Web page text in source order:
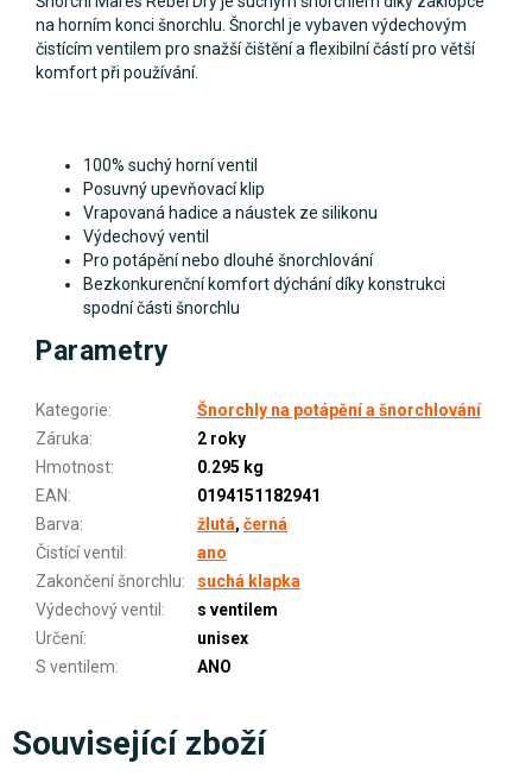
na horním konci šnorchlu. Šnorchl je vybaven výdechovým
čistícím ventilem pro snažší čištění a flexibilní částí pro větší
komfort při používání.
100% suchý horní ventil
Posuvný upevňovací klip
Vrapovaná hadice a náustek ze silikonu
Výdechový ventil
Pro potápění nebo dlouhé šnorchlování
Bezkonkurenční komfort dýchání díky konstrukci
spodní části šnorchlu
Parametry
Kategorie:
Šnorchly na potápění a šnorchlování
Záruka:
2 roky
Hmotnost:
0.295 kg
EAN:
0194151182941
Barva: žlutá, černá
Čistící ventil :
ano
Zakončení šnorchlu:
suchá klapka
Výdechový ventil :
s ventilem
Určení:
unisex
S ventilem: ANO
Související zboží